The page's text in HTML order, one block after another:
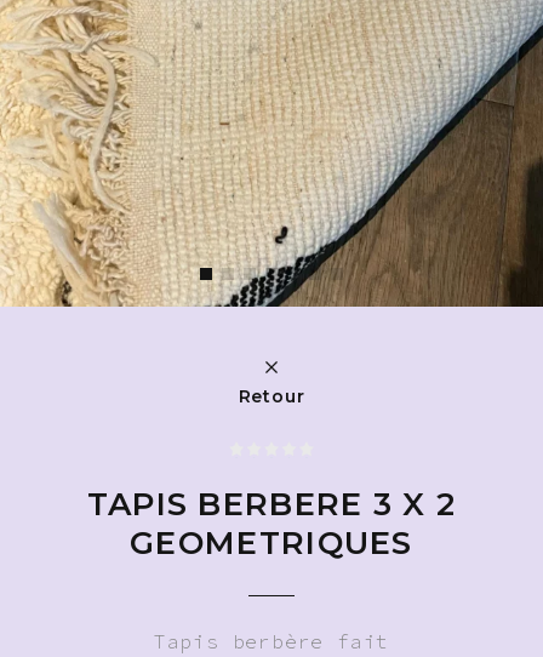
Retour
TAPIS BERBERE 3 X 2
GEOMETRIQUES
Tapis berbère fait